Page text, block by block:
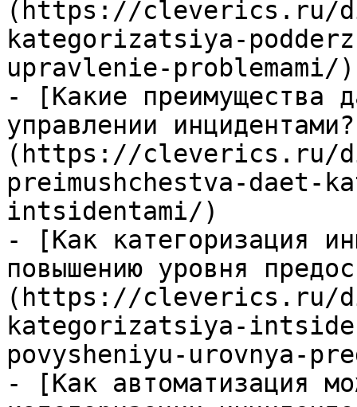
(https://cleverics.ru/
kategorizatsiya-
upravlenie-problemami/)
- [Какие преимущества
управлении
(https://cleverics.ru/
preimushchestva-
intsidentami/)
- [Как категоризация
повышению уровня
(https://cleverics.ru/
kategorizatsiya-
povysheniyu-urovnya-
- [Как автоматизация